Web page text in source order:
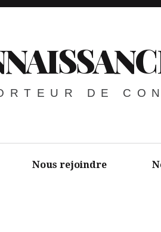
DE
Nous rejoindre